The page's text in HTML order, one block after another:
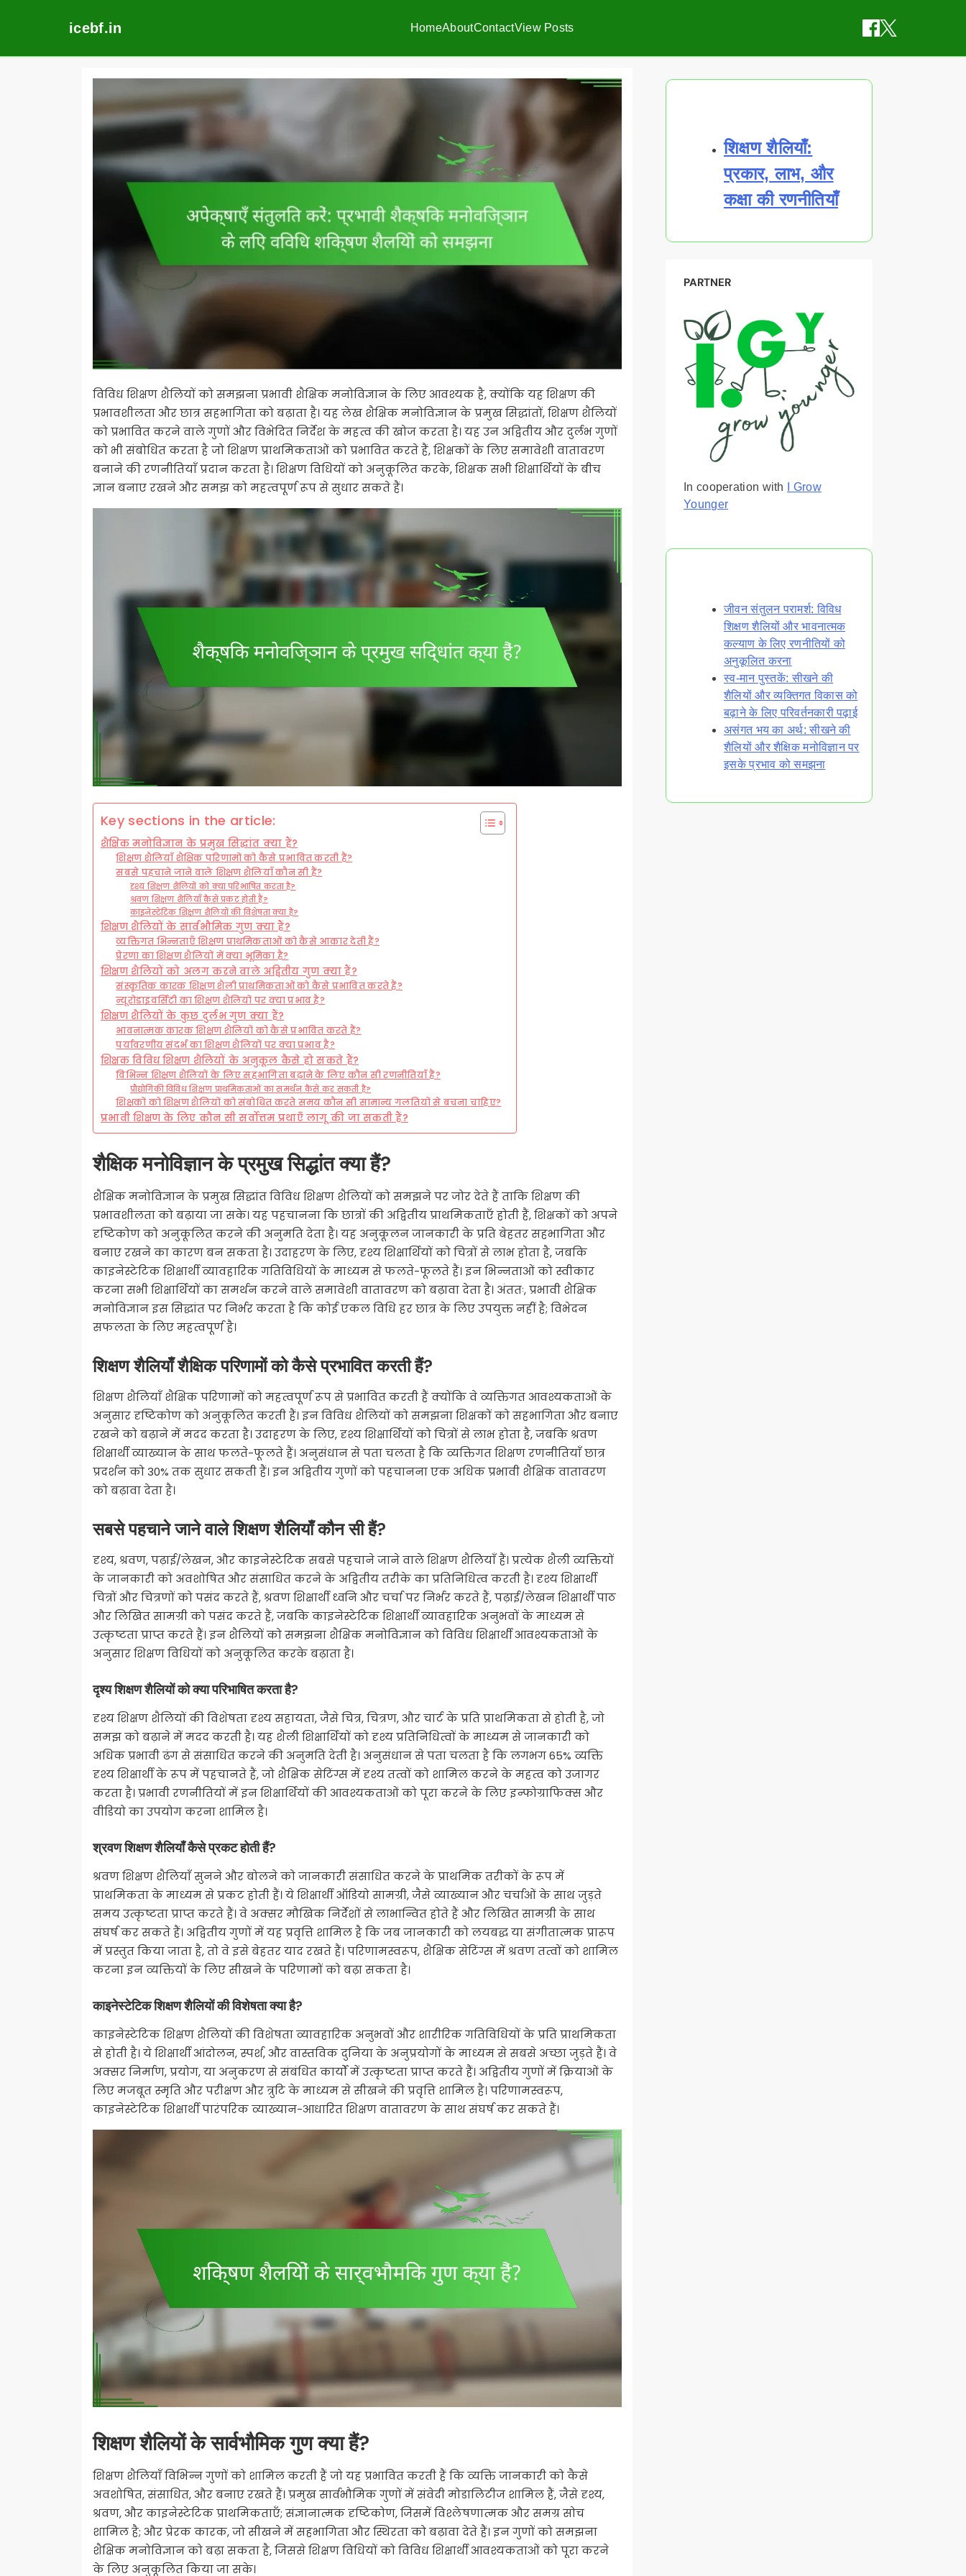
icebf.in HomeAboutContactView Posts
विविध शिक्षण शैलियों को समझना प्रभावी शैक्षिक मनोविज्ञान के लिए आवश्यक है, क्योंकि यह शिक्षण की
प्रभावशीलता और छात्र सहभागिता को बढ़ाता है। यह लेख शैक्षिक मनोविज्ञान के प्रमुख सिद्धांतों, शिक्षण शैलियों
को प्रभावित करने वाले गुणों और विभेदित निर्देश के महत्व की खोज करता है। यह उन अद्वितीय और दुर्लभ गुणों
को भी संबोधित करता है जो शिक्षण प्राथमिकताओं को प्रभावित करते हैं, शिक्षकों के लिए समावेशी वातावरण
बनाने की रणनीतियाँ प्रदान करता है। शिक्षण विधियों को अनुकूलित करके, शिक्षक सभी शिक्षार्थियों के बीच
ज्ञान बनाए रखने और समझ को महत्वपूर्ण रूप से सुधार सकते हैं।
Key sections in the article:
शैक्षिक मनोविज्ञान के प्रमुख सिद्धांत क्या हैं?
शिक्षण शैलियाँ शैक्षिक परिणामों को कैसे प्रभावित करती हैं?
सबसे पहचाने जाने वाले शिक्षण शैलियाँ कौन सी हैं?
दृश्य शिक्षण शैलियों को क्या परिभाषित करता है?
श्रवण शिक्षण शैलियाँ कैसे प्रकट होती हैं?
काइनेस्टेटिक शिक्षण शैलियों की विशेषता क्या है?
शिक्षण शैलियों के सार्वभौमिक गुण क्या हैं?
व्यक्तिगत भिन्नताएँ शिक्षण प्राथमिकताओं को कैसे आकार देती हैं?
प्रेरणा का शिक्षण शैलियों में क्या भूमिका है?
शिक्षण शैलियों को अलग करने वाले अद्वितीय गुण क्या हैं?
संस्कृतिक कारक शिक्षण शैली प्राथमिकताओं को कैसे प्रभावित करते हैं?
न्यूरोडाइवर्सिटी का शिक्षण शैलियों पर क्या प्रभाव है?
शिक्षण शैलियों के कुछ दुर्लभ गुण क्या हैं?
भावनात्मक कारक शिक्षण शैलियों को कैसे प्रभावित करते हैं?
पर्यावरणीय संदर्भ का शिक्षण शैलियों पर क्या प्रभाव है?
शिक्षक विविध शिक्षण शैलियों के अनुकूल कैसे हो सकते हैं?
विभिन्न शिक्षण शैलियों के लिए सहभागिता बढ़ाने के लिए कौन सी रणनीतियाँ हैं?
प्रौद्योगिकी विविध शिक्षण प्राथमिकताओं का समर्थन कैसे कर सकती है?
शिक्षकों को शिक्षण शैलियों को संबोधित करते समय कौन सी सामान्य गलतियों से बचना चाहिए?
प्रभावी शिक्षण के लिए कौन सी सर्वोत्तम प्रथाएँ लागू की जा सकती हैं?
शैक्षिक मनोविज्ञान के प्रमुख सिद्धांत क्या हैं?
शैक्षिक मनोविज्ञान के प्रमुख सिद्धांत विविध शिक्षण शैलियों को समझने पर जोर देते हैं ताकि शिक्षण की
प्रभावशीलता को बढ़ाया जा सके। यह पहचानना कि छात्रों की अद्वितीय प्राथमिकताएँ होती हैं, शिक्षकों को अपने
दृष्टिकोण को अनुकूलित करने की अनुमति देता है। यह अनुकूलन जानकारी के प्रति बेहतर सहभागिता और
बनाए रखने का कारण बन सकता है। उदाहरण के लिए, दृश्य शिक्षार्थियों को चित्रों से लाभ होता है, जबकि
काइनेस्टेटिक शिक्षार्थी व्यावहारिक गतिविधियों के माध्यम से फलते-फूलते हैं। इन भिन्नताओं को स्वीकार
करना सभी शिक्षार्थियों का समर्थन करने वाले समावेशी वातावरण को बढ़ावा देता है। अंततः, प्रभावी शैक्षिक
मनोविज्ञान इस सिद्धांत पर निर्भर करता है कि कोई एकल विधि हर छात्र के लिए उपयुक्त नहीं है; विभेदन
सफलता के लिए महत्वपूर्ण है।
शिक्षण शैलियाँ शैक्षिक परिणामों को कैसे प्रभावित करती हैं?
शिक्षण शैलियाँ शैक्षिक परिणामों को महत्वपूर्ण रूप से प्रभावित करती हैं क्योंकि वे व्यक्तिगत आवश्यकताओं के
अनुसार दृष्टिकोण को अनुकूलित करती हैं। इन विविध शैलियों को समझना शिक्षकों को सहभागिता और बनाए
रखने को बढ़ाने में मदद करता है। उदाहरण के लिए, दृश्य शिक्षार्थियों को चित्रों से लाभ होता है, जबकि श्रवण
शिक्षार्थी व्याख्यान के साथ फलते-फूलते हैं। अनुसंधान से पता चलता है कि व्यक्तिगत शिक्षण रणनीतियाँ छात्र
प्रदर्शन को 30% तक सुधार सकती हैं। इन अद्वितीय गुणों को पहचानना एक अधिक प्रभावी शैक्षिक वातावरण
को बढ़ावा देता है।
सबसे पहचाने जाने वाले शिक्षण शैलियाँ कौन सी हैं?
दृश्य, श्रवण, पढ़ाई/लेखन, और काइनेस्टेटिक सबसे पहचाने जाने वाले शिक्षण शैलियाँ हैं। प्रत्येक शैली व्यक्तियों
के जानकारी को अवशोषित और संसाधित करने के अद्वितीय तरीके का प्रतिनिधित्व करती है। दृश्य शिक्षार्थी
चित्रों और चित्रणों को पसंद करते हैं, श्रवण शिक्षार्थी ध्वनि और चर्चा पर निर्भर करते हैं, पढ़ाई/लेखन शिक्षार्थी पाठ
और लिखित सामग्री को पसंद करते हैं, जबकि काइनेस्टेटिक शिक्षार्थी व्यावहारिक अनुभवों के माध्यम से
उत्कृष्टता प्राप्त करते हैं। इन शैलियों को समझना शैक्षिक मनोविज्ञान को विविध शिक्षार्थी आवश्यकताओं के
अनुसार शिक्षण विधियों को अनुकूलित करके बढ़ाता है।
दृश्य शिक्षण शैलियों को क्या परिभाषित करता है?
दृश्य शिक्षण शैलियों की विशेषता दृश्य सहायता, जैसे चित्र, चित्रण, और चार्ट के प्रति प्राथमिकता से होती है, जो
समझ को बढ़ाने में मदद करती है। यह शैली शिक्षार्थियों को दृश्य प्रतिनिधित्वों के माध्यम से जानकारी को
अधिक प्रभावी ढंग से संसाधित करने की अनुमति देती है। अनुसंधान से पता चलता है कि लगभग 65% व्यक्ति
दृश्य शिक्षार्थी के रूप में पहचानते हैं, जो शैक्षिक सेटिंग्स में दृश्य तत्वों को शामिल करने के महत्व को उजागर
करता है। प्रभावी रणनीतियों में इन शिक्षार्थियों की आवश्यकताओं को पूरा करने के लिए इन्फोग्राफिक्स और
वीडियो का उपयोग करना शामिल है।
श्रवण शिक्षण शैलियाँ कैसे प्रकट होती हैं?
श्रवण शिक्षण शैलियाँ सुनने और बोलने को जानकारी संसाधित करने के प्राथमिक तरीकों के रूप में
प्राथमिकता के माध्यम से प्रकट होती हैं। ये शिक्षार्थी ऑडियो सामग्री, जैसे व्याख्यान और चर्चाओं के साथ जुड़ते
समय उत्कृष्टता प्राप्त करते हैं। वे अक्सर मौखिक निर्देशों से लाभान्वित होते हैं और लिखित सामग्री के साथ
संघर्ष कर सकते हैं। अद्वितीय गुणों में यह प्रवृत्ति शामिल है कि जब जानकारी को लयबद्ध या संगीतात्मक प्रारूप
में प्रस्तुत किया जाता है, तो वे इसे बेहतर याद रखते हैं। परिणामस्वरूप, शैक्षिक सेटिंग्स में श्रवण तत्वों को शामिल
करना इन व्यक्तियों के लिए सीखने के परिणामों को बढ़ा सकता है।
काइनेस्टेटिक शिक्षण शैलियों की विशेषता क्या है?
काइनेस्टेटिक शिक्षण शैलियों की विशेषता व्यावहारिक अनुभवों और शारीरिक गतिविधियों के प्रति प्राथमिकता
से होती है। ये शिक्षार्थी आंदोलन, स्पर्श, और वास्तविक दुनिया के अनुप्रयोगों के माध्यम से सबसे अच्छा जुड़ते हैं। वे
अक्सर निर्माण, प्रयोग, या अनुकरण से संबंधित कार्यों में उत्कृष्टता प्राप्त करते हैं। अद्वितीय गुणों में क्रियाओं के
लिए मजबूत स्मृति और परीक्षण और त्रुटि के माध्यम से सीखने की प्रवृत्ति शामिल है। परिणामस्वरूप,
काइनेस्टेटिक शिक्षार्थी पारंपरिक व्याख्यान-आधारित शिक्षण वातावरण के साथ संघर्ष कर सकते हैं।
शिक्षण शैलियों के सार्वभौमिक गुण क्या हैं?
शिक्षण शैलियाँ विभिन्न गुणों को शामिल करती हैं जो यह प्रभावित करती हैं कि व्यक्ति जानकारी को कैसे
अवशोषित, संसाधित, और बनाए रखते हैं। प्रमुख सार्वभौमिक गुणों में संवेदी मोडालिटीज शामिल हैं, जैसे दृश्य,
श्रवण, और काइनेस्टेटिक प्राथमिकताएँ; संज्ञानात्मक दृष्टिकोण, जिसमें विश्लेषणात्मक और समग्र सोच
शामिल है; और प्रेरक कारक, जो सीखने में सहभागिता और स्थिरता को बढ़ावा देते हैं। इन गुणों को समझना
शैक्षिक मनोविज्ञान को बढ़ा सकता है, जिससे शिक्षण विधियों को विविध शिक्षार्थी आवश्यकताओं को पूरा करने
के लिए अनुकूलित किया जा सके।
शिक्षण शैलियाँ:
प्रकार, लाभ, और
कक्षा की रणनीतियाँ
PARTNER
In cooperation with
I Grow
Younger
जीवन संतुलन परामर्श: विविध
शिक्षण शैलियों और भावनात्मक
कल्याण के लिए रणनीतियों को
अनुकूलित करना
स्व-मान पुस्तकें: सीखने की
शैलियों और व्यक्तिगत विकास को
बढ़ाने के लिए परिवर्तनकारी पढ़ाई
असंगत भय का अर्थ: सीखने की
शैलियों और शैक्षिक मनोविज्ञान पर
इसके प्रभाव को समझना